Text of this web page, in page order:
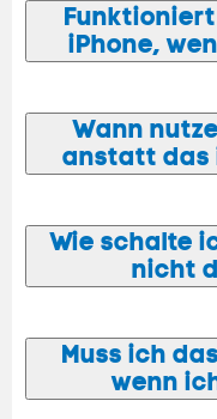
iPhone,
Wann
anstatt das
Wie schalte
nicht
Muss ich
wenn